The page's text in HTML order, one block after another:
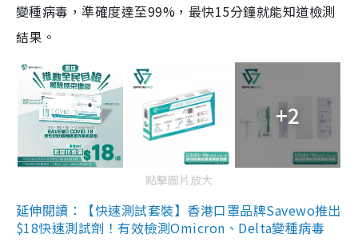
變種病毒，準確度達至99%，最快15分鐘就能知道檢測
結果。
+2
點擊圖片放大
延伸閱讀：【快速測試套裝】香港口罩品牌Savewo推出
$18快速測試劑！有效檢測Omicron、Delta變種病毒